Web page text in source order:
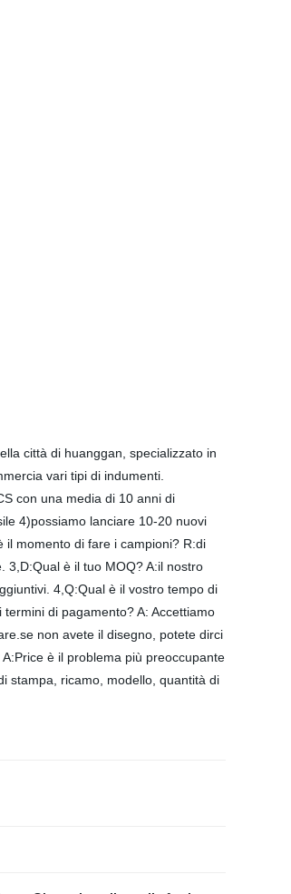
città di huanggan, specializzato in
vari tipi di indumenti.
con una media di 10 anni di
4)possiamo lanciare 10-20 nuovi
momento di fare i campioni? R:di
3,D:Qual è il tuo MOQ? A:il nostro
4,Q:Qual è il vostro tempo di
di pagamento? A: Accettiamo
non avete il disegno, potete dirci
è il problema più preoccupante
stampa, ricamo, modello, quantità di